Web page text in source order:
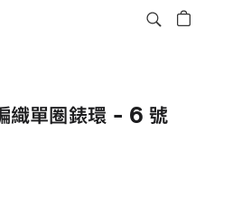
織單圈錶環 - 6 號